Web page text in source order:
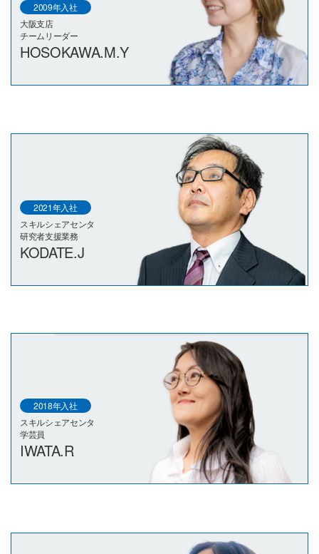
2009年入社
大阪支店
チームリーダー
HOSOKAWA.M.Y
2021年入社
スキルシェアセンタ
研究者支援業務
KODATE.J
2018年入社
スキルシェアセンタ
学芸員
IWATA.R